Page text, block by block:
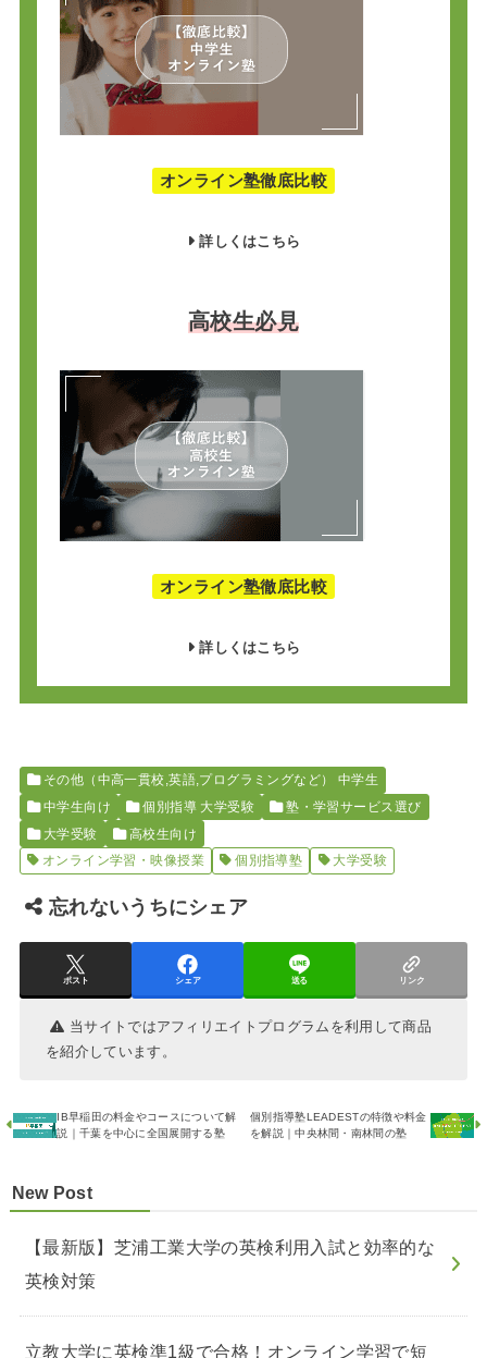
オンライン塾徹底比較
詳しくはこちら
高校生必見
オンライン塾徹底比較
詳しくはこちら
その他（中高一貫校,英語,プログラミングなど） 中学生
中学生向け
個別指導 大学受験
塾・学習サービス選び
大学受験
高校生向け
オンライン学習・映像授業
個別指導塾 大学受験
忘れないうちにシェア
ポスト シェア 送る リンク
当サイトではアフィリエイトプログラムを利用して商品
を紹介しています。
IB早稲田の料金やコースについて解
説｜千葉を中心に全国展開する塾
個別指導塾LEADESTの特徴や料金
を解説｜中央林間・南林間の塾
New Post
【最新版】芝浦工業大学の英検利用入試と効率的な
英検対策
立教大学に英検準1級で合格！オンライン学習で短